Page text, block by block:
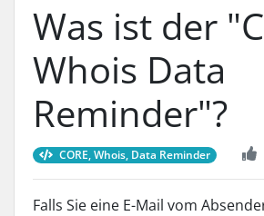
Was ist der
Whois Data
Reminder"?
CORE, Whois, Data Reminder
Falls Sie eine E-Mail vom